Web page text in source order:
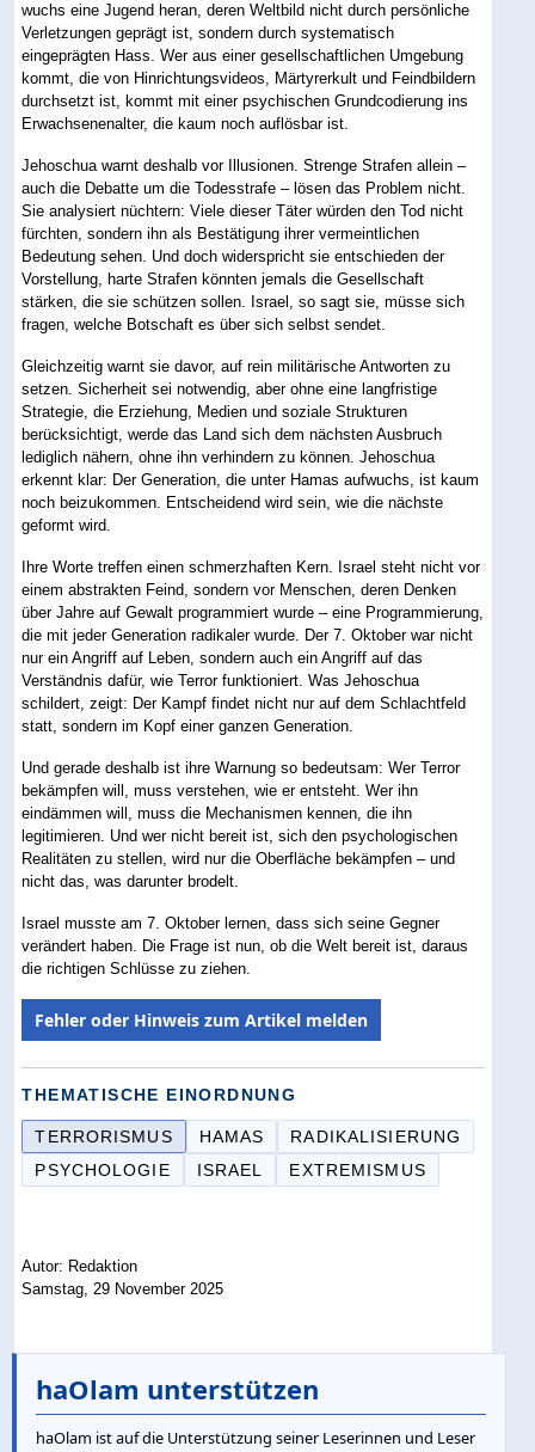
wuchs eine Jugend heran, deren Weltbild nicht durch persönliche
Verletzungen geprägt ist, sondern durch systematisch
eingeprägten Hass. Wer aus einer gesellschaftlichen Umgebung
kommt, die von Hinrichtungsvideos, Märtyrerkult und Feindbildern
durchsetzt ist, kommt mit einer psychischen Grundcodierung ins
Erwachsenenalter, die kaum noch auflösbar ist.
Jehoschua warnt deshalb vor Illusionen. Strenge Strafen allein –
auch die Debatte um die Todesstrafe – lösen das Problem nicht.
Sie analysiert nüchtern: Viele dieser Täter würden den Tod nicht
fürchten, sondern ihn als Bestätigung ihrer vermeintlichen
Bedeutung sehen. Und doch widerspricht sie entschieden der
Vorstellung, harte Strafen könnten jemals die Gesellschaft
stärken, die sie schützen sollen. Israel, so sagt sie, müsse sich
fragen, welche Botschaft es über sich selbst sendet.
Gleichzeitig warnt sie davor, auf rein militärische Antworten zu
setzen. Sicherheit sei notwendig, aber ohne eine langfristige
Strategie, die Erziehung, Medien und soziale Strukturen
berücksichtigt, werde das Land sich dem nächsten Ausbruch
lediglich nähern, ohne ihn verhindern zu können. Jehoschua
erkennt klar: Der Generation, die unter Hamas aufwuchs, ist kaum
noch beizukommen. Entscheidend wird sein, wie die nächste
geformt wird.
Ihre Worte treffen einen schmerzhaften Kern. Israel steht nicht vor
einem abstrakten Feind, sondern vor Menschen, deren Denken
über Jahre auf Gewalt programmiert wurde – eine Programmierung,
die mit jeder Generation radikaler wurde. Der 7. Oktober war nicht
nur ein Angriff auf Leben, sondern auch ein Angriff auf das
Verständnis dafür, wie Terror funktioniert. Was Jehoschua
schildert, zeigt: Der Kampf findet nicht nur auf dem Schlachtfeld
statt, sondern im Kopf einer ganzen Generation.
Und gerade deshalb ist ihre Warnung so bedeutsam: Wer Terror
bekämpfen will, muss verstehen, wie er entsteht. Wer ihn
eindämmen will, muss die Mechanismen kennen, die ihn
legitimieren. Und wer nicht bereit ist, sich den psychologischen
Realitäten zu stellen, wird nur die Oberfläche bekämpfen – und
nicht das, was darunter brodelt.
Israel musste am 7. Oktober lernen, dass sich seine Gegner
verändert haben. Die Frage ist nun, ob die Welt bereit ist, daraus
die richtigen Schlüsse zu ziehen.
Fehler oder Hinweis zum Artikel melden
THEMATISCHE EINORDNUNG
TERRORISMUS HAMAS
RADIKALISIERUNG
PSYCHOLOGIE
ISRAEL EXTREMISMUS
Autor: Redaktion
Samstag, 29 November 2025
haOlam unterstützen
haOlam ist auf die Unterstützung seiner Leserinnen und Leser